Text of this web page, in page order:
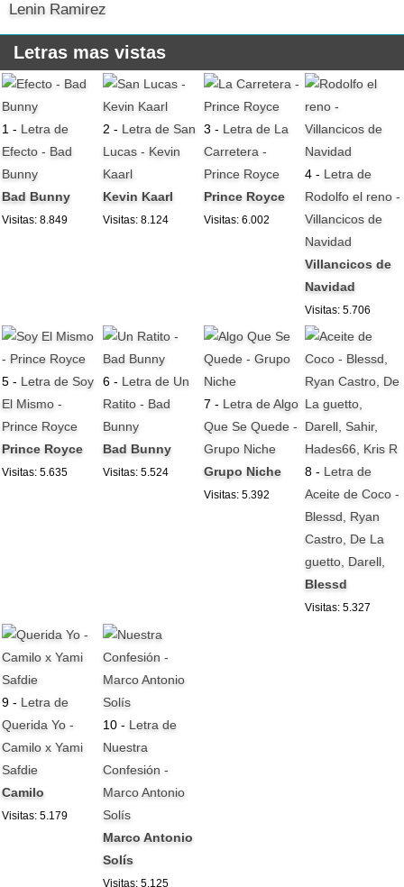
Lenin Ramirez
Letras mas vistas
1 - Letra de
Efecto - Bad
Bunny
Bad Bunny
Visitas: 8.849
2 - Letra de San
Lucas - Kevin
Kaarl
Kevin Kaarl
Visitas: 8.124
3 - Letra de La
Carretera -
Prince Royce
Prince Royce
Visitas: 6.002
4 - Letra de
Rodolfo el reno -
Villancicos de
Navidad
Villancicos de
Navidad
Visitas: 5.706
5 - Letra de Soy
El Mismo -
Prince Royce
Prince Royce
Visitas: 5.635
6 - Letra de Un
Ratito - Bad
Bunny
Bad Bunny
Visitas: 5.524
7 - Letra de Algo
Que Se Quede -
Grupo Niche
Grupo Niche
Visitas: 5.392
8 - Letra de
Aceite de Coco -
Blessd, Ryan
Castro, De La
guetto, Darell,
Blessd
Visitas: 5.327
9 - Letra de
Querida Yo -
Camilo x Yami
Safdie
Camilo
Visitas: 5.179
10 - Letra de
Nuestra
Confesión -
Marco Antonio
Solís
Marco Antonio
Solís
Visitas: 5.125